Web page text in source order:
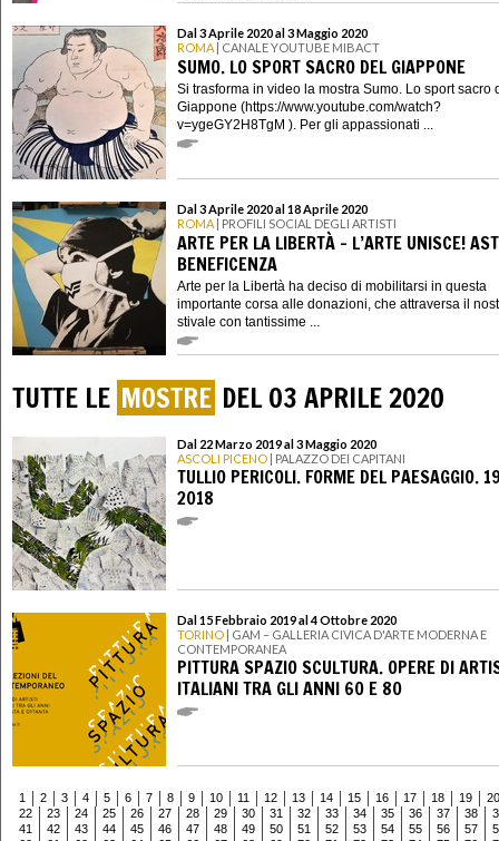
Dal 3 Aprile 2020 al 3 Maggio 2020
ROMA | CANALE YOUTUBE MIBACT
SUMO. LO SPORT SACRO DEL GIAPPONE
Si trasforma in video la mostra Sumo. Lo sport sacro
Giappone (https://www.youtube.com/watch?
v=ygeGY2H8TgM ). Per gli appassionati ...
Dal 3 Aprile 2020 al 18 Aprile 2020
ROMA | PROFILI SOCIAL DEGLI ARTISTI
ARTE PER LA LIBERTÀ - L’ARTE UNISCE!
BENEFICENZA
Arte per la Libertà ha deciso di mobilitarsi in questa
importante corsa alle donazioni, che attraversa il
stivale con tantissime ...
TUTTE LE MOSTRE DEL 03 APRILE 2020
Dal 22 Marzo 2019 al 3 Maggio 2020
ASCOLI PICENO | PALAZZO DEI CAPITANI
TULLIO PERICOLI. FORME DEL PAESAGGIO.
2018
Dal 15 Febbraio 2019 al 4 Ottobre 2020
TORINO | GAM – GALLERIA CIVICA D'ARTE MODERNA E
CONTEMPORANEA
PITTURA SPAZIO SCULTURA. OPERE DI
ITALIANI TRA GLI ANNI 60 E 80
1 2 3 4 5 6 7 8 9 10 11 12 13 14 15 16 17 18 19
20
22
23 24 25 26 27 28 29 30 31 32 33 34 35 36 37 38
41
42 43 44 45 46 47 48 49 50 51 52 53 54 55 56 57